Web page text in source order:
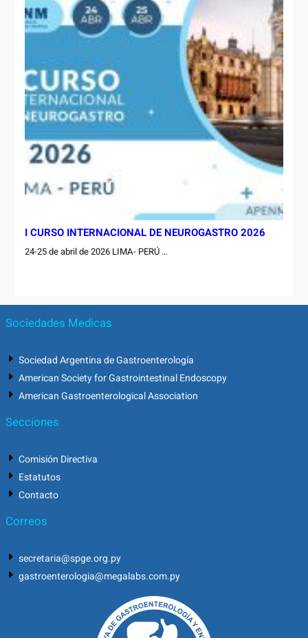
I CURSO INTERNACIONAL DE NEUROGASTRO 2026
24-25 de abril de 2026 LIMA- PERÚ …
Sociedades Medicas
Sociedad Argentina de Gastroenterología
American Society for Gastrointestinal Endoscopy
American Gastroenterological Association
Secciones
Comisión Directiva
Estatutos
Contacto
Correos
secretaria@spge.org.py
gastroenterologia@megalabs.com.py